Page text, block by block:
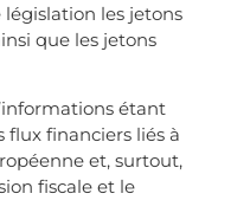
les jetons
que les jetons
étant
financiers liés à
et, surtout,
fiscale et le